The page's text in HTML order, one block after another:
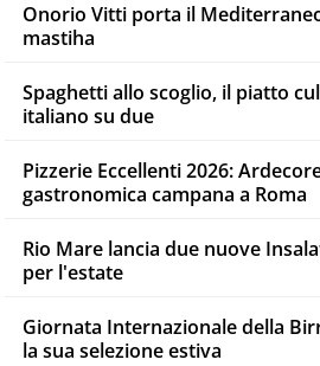
Onorio Vitti porta il
mastiha
Spaghetti allo scoglio, il piatto
italiano su due
Pizzerie Eccellenti 2026:
gastronomica campana a Roma
Rio Mare lancia due nuove
per l'estate
Giornata Internazionale della
la sua selezione estiva